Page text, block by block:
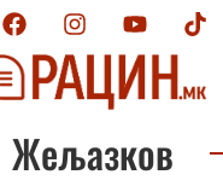
Жељазков